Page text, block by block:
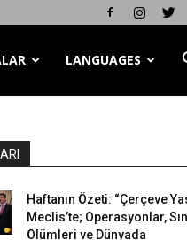
LANGUAGES
Haftanın Özeti: “Çerçeve
Meclis’te; Operasyonlar,
Ölümleri ve Dünyada